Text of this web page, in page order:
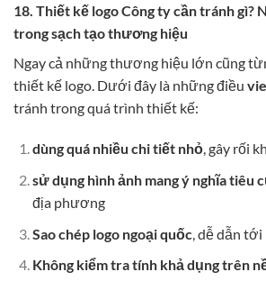
18. Thiết kế logo Công ty cần tránh gì?
trong sạch tạo thương hiệu
Ngay cả những thương hiệu lớn cũng
thiết kế logo. Dưới đây là những điều
tránh trong quá trình thiết kế:
dùng quá nhiều chi tiết nhỏ, gây rối
sử dụng hình ảnh mang ý nghĩa tiêu
địa phương
Sao chép logo ngoại quốc , dễ dẫn
Không kiểm tra tính khả dụng trên